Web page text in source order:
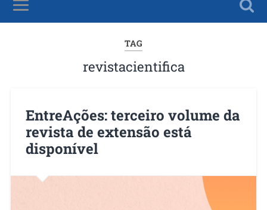
TAG
revistacientifica
EntreAções: terceiro volume da
revista de extensão está
disponível